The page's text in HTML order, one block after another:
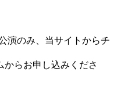
演のみ、当サイトからチ
らお申し込みくださ